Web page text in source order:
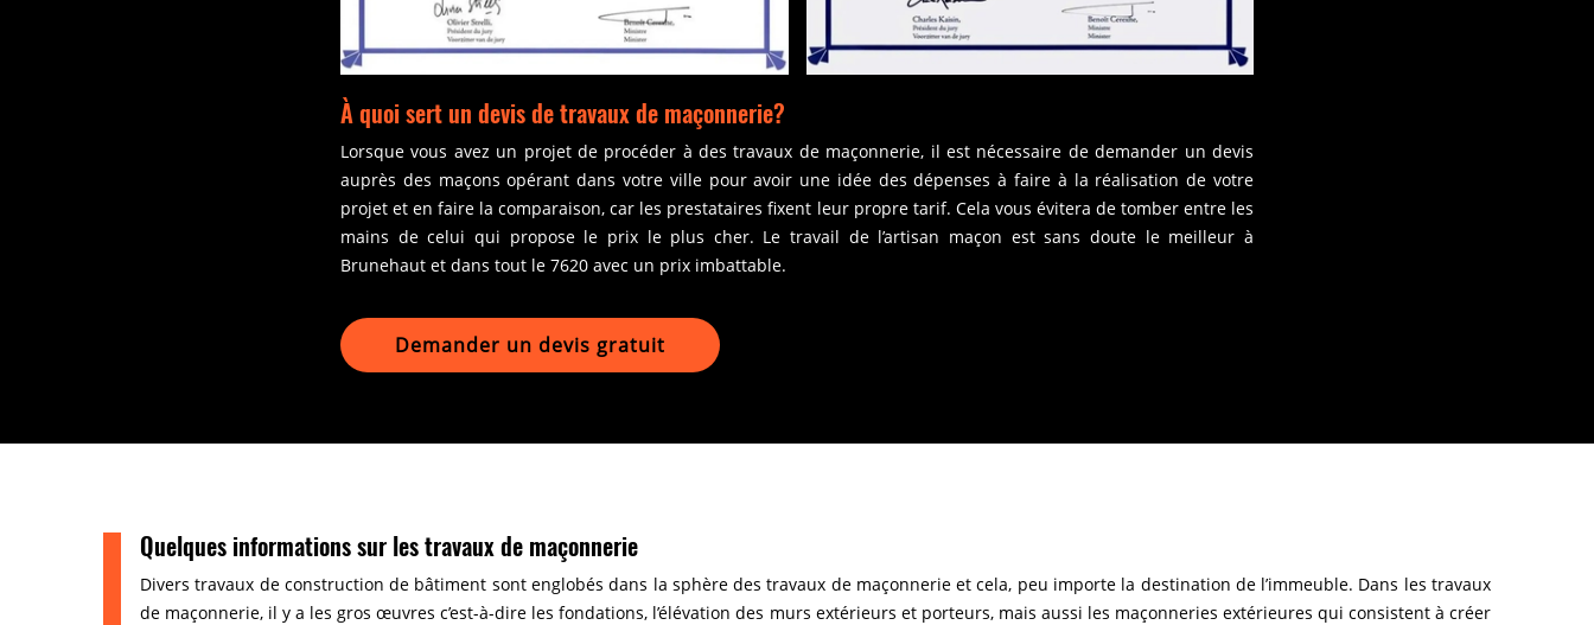
À quoi sert un devis de travaux de maçonnerie?
Lorsque vous avez un projet de procéder à des travaux de maçonnerie, il est nécessaire de demander un devis
auprès des maçons opérant dans votre ville pour avoir une idée des dépenses à faire à la réalisation de votre
projet et en faire la comparaison, car les prestataires fixent leur propre tarif. Cela vous évitera de tomber entre les
mains de celui qui propose le prix le plus cher. Le travail de l’artisan maçon est sans doute le meilleur à
Brunehaut et dans tout le 7620 avec un prix imbattable.
Demander un devis gratuit
Quelques informations sur les travaux de maçonnerie
Divers travaux de construction de bâtiment sont englobés dans la sphère des travaux de maçonnerie et cela, peu importe la destination de l’immeuble. Dans les travaux
de maçonnerie, il y a les gros œuvres c’est-à-dire les fondations, l’élévation des murs extérieurs et porteurs, mais aussi les maçonneries extérieures qui consistent à créer